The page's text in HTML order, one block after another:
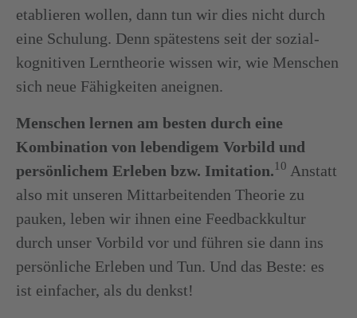
etablieren wollen, dann tun wir dies nicht durch
eine Schulung. Denn spätestens seit der sozial-
kognitiven Lerntheorie wissen wir, wie Menschen
sich neue Fähigkeiten aneignen.
Menschen lernen am besten durch eine
Kombination von lebendigem Vorbild und
persönlichem Erleben bzw. Imitation.10 Anstatt
also mit unseren Mittarbeitenden Theorie zu
pauken, leben wir ihnen eine Feedbackkultur
durch unser Vorbild vor und führen sie dann ins
persönliche Erleben und Tun. Und das Beste: es
ist einfacher, als du denkst!